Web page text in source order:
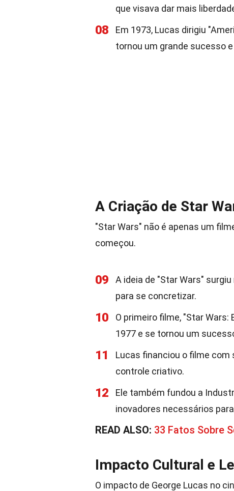
que visava dar mais
08
Em 1973, Lucas dirigiu
tornou um grande sucesso
A Criação de Star
"Star Wars" não é apenas um
começou.
09
A ideia de "Star Wars"
para se concretizar.
10
O primeiro filme, "Star Wars:
1977 e se tornou um
11
Lucas financiou o filme com
controle criativo.
12
Ele também fundou a
inovadores necessários
READ ALSO: 33 Fatos Sobre
Impacto Cultural e
O impacto de George Lucas no